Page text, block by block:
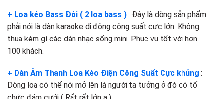
+ Loa kéo Bass Đôi ( 2 loa bass ) : Đây là dòng sản phẩm
phải nói là dàn karaoke di động công suất cực lớn. Không
thua kém gì các dàn nhạc sống mini. Phục vụ tốt với hơn
100 khách.
+ Dàn Âm Thanh Loa Kéo Điện Công Suất Cực khủng :
Dòng loa có thể nói mở lên là người ta tưởng ở đó có tổ